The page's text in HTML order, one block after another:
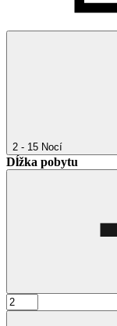
2 - 15 Nocí
Dĺžka pobytu